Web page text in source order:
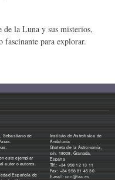
la Luna y sus misterios,
fascinante para explorar.
Sebastiano de
este ejemplar
autor o autores.
Española de
Instituto de Astrofísica de
Andalucía
Glorieta de la Astronomía,
s/n. 18008, Granada,
España
Tlf.: +34 958 12 13 11
Fax: +34 958 81 45 30
E-mail:ucc@iaa.es